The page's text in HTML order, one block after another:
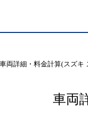
drpnw/
車両詳細・料金計算(スズ
車両